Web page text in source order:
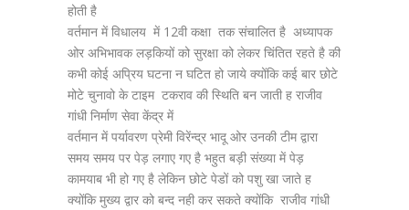
होती है
वर्तमान में विधालय में 12वी कक्षा तक संचालित है अध्यापक
ओर अभिभावक लड़कियों को सुरक्षा को लेकर चिंतित रहते है की
कभी कोई अप्रिय घटना न घटित हो जाये क्योंकि कई बार छोटे
मोटे चुनावो के टाइम टकराव की स्थिति बन जाती ह राजीव
गांधी निर्माण सेवा केंद्र में
वर्तमान में पर्यावरण प्रेमी विरेंन्द्र भादू ओर उनकी टीम द्वारा
समय समय पर पेड़ लगाए गए है भहुत बड़ी संख्या में पेड़
कामयाब भी हो गए है लेकिन छोटे पेडों को पशु खा जाते ह
क्योंकि मुख्य द्वार को बन्द नही कर सकते क्योंकि राजीव गांधी